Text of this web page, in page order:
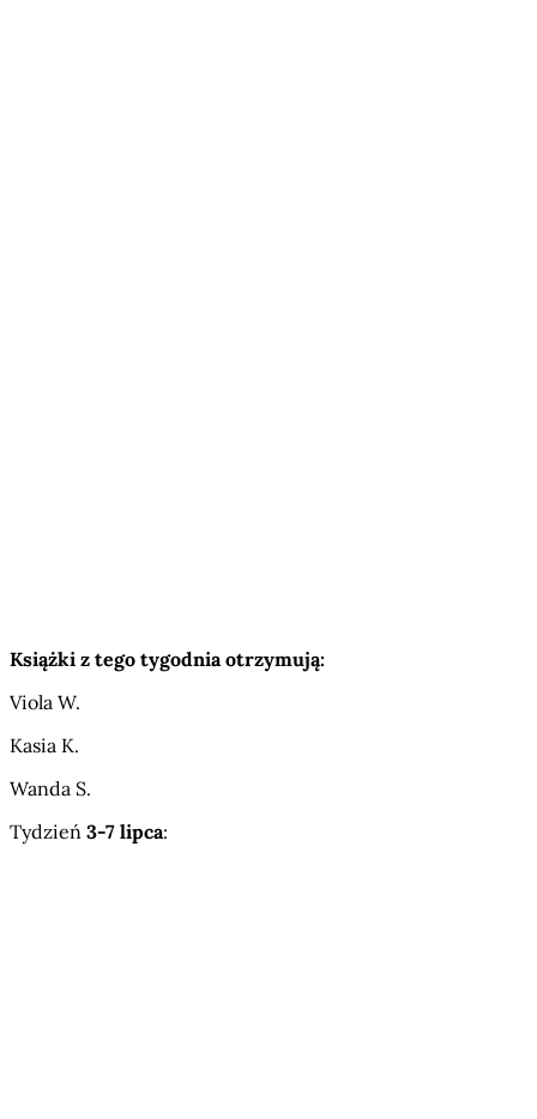
Książki z tego tygodnia otrzymują:
Viola W.
Kasia K.
Wanda S.
Tydzień 3-7 lipca: